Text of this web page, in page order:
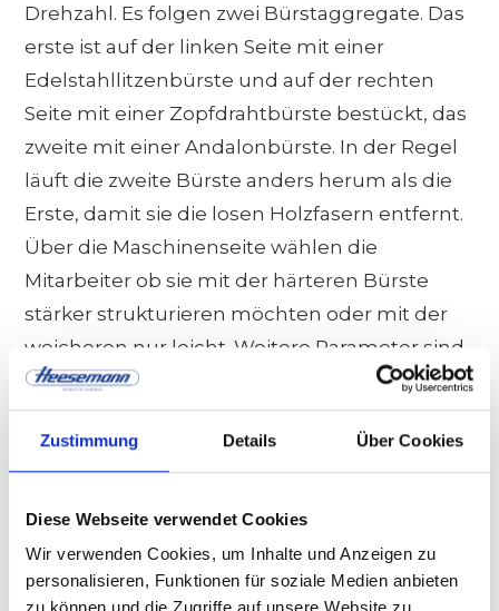
Zustimmung Details Über Cookies
Diese Webseite verwendet Cookies
Wir verwenden Cookies, um Inhalte und Anzeigen zu
personalisieren, Funktionen für soziale Medien anbieten
Drehzahl. Es folgen zwei Bürstaggregate. Das
erste ist auf der linken Seite mit einer
Edelstahllitzenbürste und auf der rechten
Seite mit einer Zopfdrahtbürste bestückt, das
zweite mit einer Andalonbürste. In der Regel
läuft die zweite Bürste anders herum als die
Erste, damit sie die losen Holzfasern entfernt.
Über die Maschinenseite wählen die
Mitarbeiter ob sie mit der härteren Bürste
stärker strukturieren möchten oder mit der
weicheren nur leicht. Weitere Parameter sind
die Drehzahlen, die Drehrichtungen sowie
der Andruck, der sich über die Höhe des
Aggregates ergibt.
Das letzte Aggregat nennt sich RUT, das steht
für Rotierende Umlaufende Tellerbürsten. Es
besteht aus 19 Tellerbürsten, die sich quer zur